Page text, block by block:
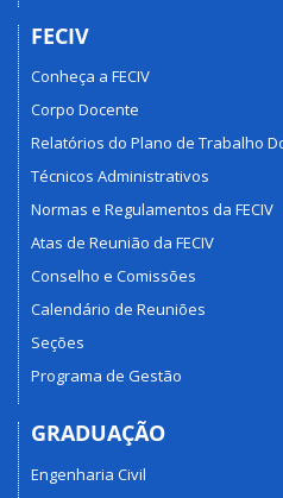
FECIV
Conheça a FECIV
Corpo Docente
Relatórios do Plano de Trabalho
Técnicos Administrativos
Normas e Regulamentos da FECIV
Atas de Reunião da FECIV
Conselho e Comissões
Calendário de Reuniões
Seções
Programa de Gestão
GRADUAÇÃO
Engenharia Civil